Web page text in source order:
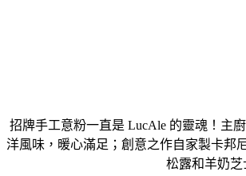
招牌⼿⼯意粉⼀直是 LucAle 的靈魂！主
洋風味，暖⼼滿⾜；創意之作⾃家製卡邦
松露和⽺奶